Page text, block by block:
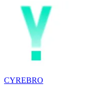
CYREBRO